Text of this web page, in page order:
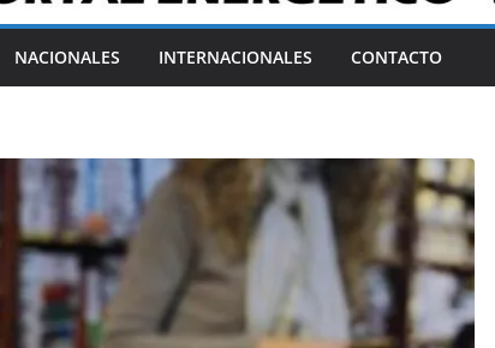
NACIONALES INTERNACIONALES CONTACTO